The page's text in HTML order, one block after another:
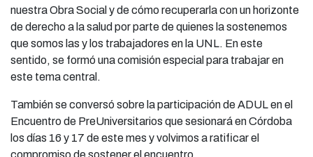
nuestra Obra Social y de cómo recuperarla con un horizonte
de derecho a la salud por parte de quienes la sostenemos
que somos las y los trabajadores en la UNL. En este
sentido, se formó una comisión especial para trabajar en
este tema central.
También se conversó sobre la participación de ADUL en el
Encuentro de PreUniversitarios que sesionará en Córdoba
los días 16 y 17 de este mes y volvimos a ratificar el
compromiso de sostener el encuentro.